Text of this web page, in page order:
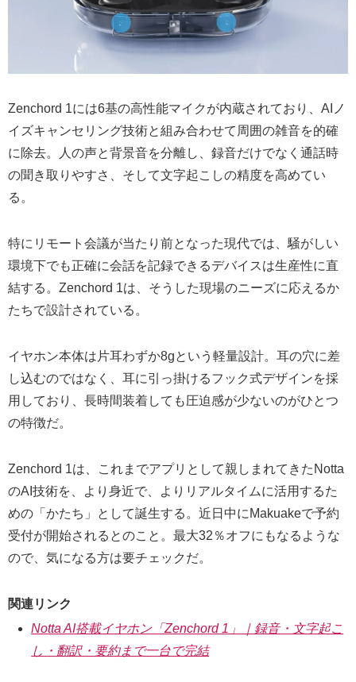
Zenchord 1には6基の高性能マイクが内蔵されており、AIノ
イズキャンセリング技術と組み合わせて周囲の雑音を的確
に除去。人の声と背景音を分離し、録音だけでなく通話時
の聞き取りやすさ、そして文字起こしの精度を高めてい
る。
特にリモート会議が当たり前となった現代では、騒がしい
環境下でも正確に会話を記録できるデバイスは生産性に直
結する。Zenchord 1は、そうした現場のニーズに応えるか
たちで設計されている。
イヤホン本体は片耳わずか8gという軽量設計。耳の穴に差
し込むのではなく、耳に引っ掛けるフック式デザインを採
用しており、長時間装着しても圧迫感が少ないのがひとつ
の特徴だ。
Zenchord 1は、これまでアプリとして親しまれてきたNotta
のAI技術を、より身近で、よりリアルタイムに活用するた
めの「かたち」として誕生する。近日中にMakuakeで予約
受付が開始されるとのこと。最大32％オフにもなるような
ので、気になる方は要チェックだ。
関連リンク
Notta AI搭載イヤホン「Zenchord 1」｜録音・文字起こ
し・翻訳・要約まで一台で完結